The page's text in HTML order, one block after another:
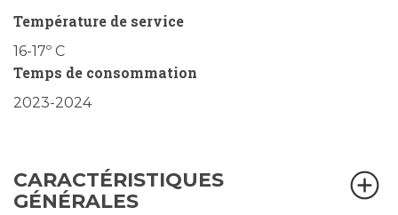
Température de service
16-17º C
Temps de consommation
2023-2024
CARACTÉRISTIQUES
GÉNÉRALES